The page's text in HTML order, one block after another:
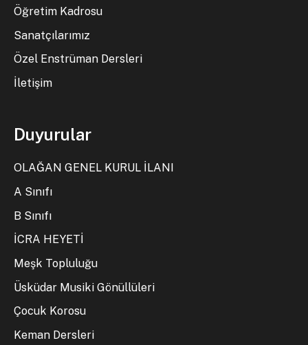
Öğretim Kadrosu
Sanatçılarımız
Özel Enstrüman Dersleri
İletişim
Duyurular
OLAĞAN GENEL KURUL İLANI
A Sınıfı
B Sınıfı
İCRA HEYETİ
Meşk Topluluğu
Üsküdar Musiki Gönüllüleri
Çocuk Korosu
Keman Dersleri